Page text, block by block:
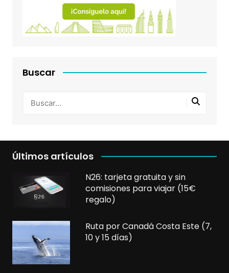
Buscar
Últimos artículos
N26: tarjeta gratuita y sin
comisiones para viajar (15€
regalo)
Ruta por Canadá Costa Este (7,
10 y 15 días)